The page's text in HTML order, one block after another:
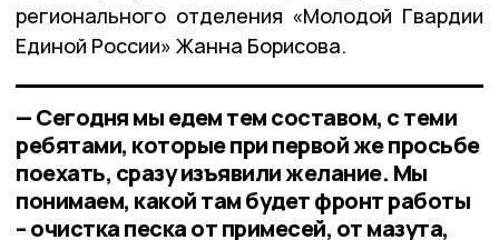
регионального отделения «Молодой Гвардии
Единой России» Жанна Борисова.
— Сегодня мы едем тем составом, с теми
ребятами, которые при первой же просьбе
поехать, сразу изъявили желание. Мы
понимаем, какой там будет фронт работы
– очистка песка от примесей, от мазута,